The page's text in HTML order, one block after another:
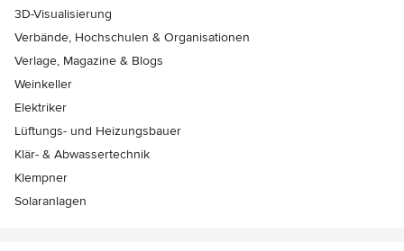
3D-Visualisierung
Verbände, Hochschulen & Organisationen
Verlage, Magazine & Blogs
Weinkeller
Elektriker
Lüftungs- und Heizungsbauer
Klär- & Abwassertechnik
Klempner
Solaranlagen